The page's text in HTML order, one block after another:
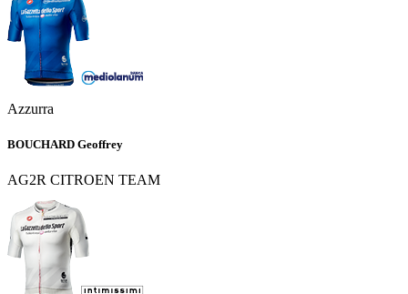
Azzurra
BOUCHARD Geoffrey
AG2R CITROEN TEAM